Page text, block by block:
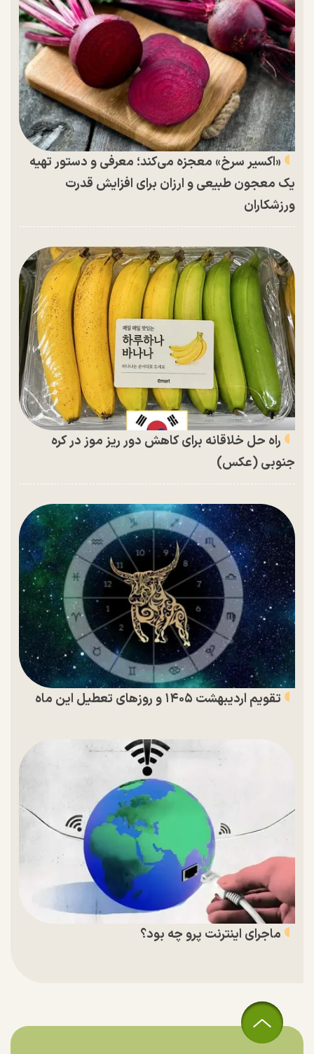
«اکسیر سرخ» معجزه می‌کند؛ معرفی و دستور تهیه
یک معجون طبیعی و ارزان برای افزایش قدرت
ورزشکاران
راه حل خلاقانه برای کاهش دور ریز موز در کره
جنوبی (عکس)
تقویم اردیبهشت ۱۴۰۵ و روز‌های تعطیل این ماه
ماجرای اینترنت پرو چه بود؟